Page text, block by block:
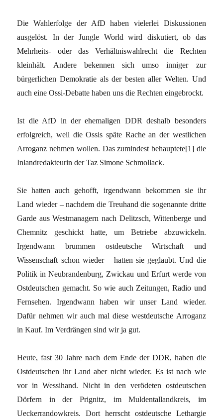
Die Wahlerfolge der AfD haben vielerlei Diskussionen
ausgelöst. In der Jungle World wird diskutiert, ob das
Mehrheits- oder das Verhältniswahlrecht die Rechten
kleinhält. Andere bekennen sich umso inniger zur
bürgerlichen Demokratie als der besten aller Welten. Und
auch eine Ossi-Debatte haben uns die Rechten eingebrockt.
Ist die AfD in der ehemaligen DDR deshalb besonders
erfolgreich, weil die Ossis späte Rache an der westlichen
Arroganz nehmen wollen. Das zumindest behauptete[1] die
Inlandredakteurin der Taz Simone Schmollack.
Sie hatten auch gehofft, irgendwann bekommen sie ihr
Land wieder – nachdem die Treuhand die sogenannte dritte
Garde aus Westmanagern nach Delitzsch, Wittenberge und
Chemnitz geschickt hatte, um Betriebe abzuwickeln.
Irgendwann brummen ostdeutsche Wirtschaft und
Wissenschaft schon wieder – hatten sie geglaubt. Und die
Politik in Neubrandenburg, Zwickau und Erfurt werde von
Ostdeutschen gemacht. So wie auch Zeitungen, Radio und
Fernsehen. Irgendwann haben wir unser Land wieder.
Dafür nehmen wir auch mal diese westdeutsche Arroganz
in Kauf. Im Verdrängen sind wir ja gut.
Heute, fast 30 Jahre nach dem Ende der DDR, haben die
Ostdeutschen ihr Land aber nicht wieder. Es ist nach wie
vor in Wessihand. Nicht in den verödeten ostdeutschen
Dörfern in der Prignitz, im Muldentallandkreis, im
Ueckerrandowkreis. Dort herrscht ostdeutsche Lethargie